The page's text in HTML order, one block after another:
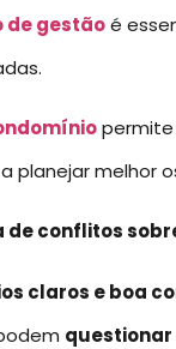
de gestãoé
planejar melhor
de conflitos
claros e boa
questionar